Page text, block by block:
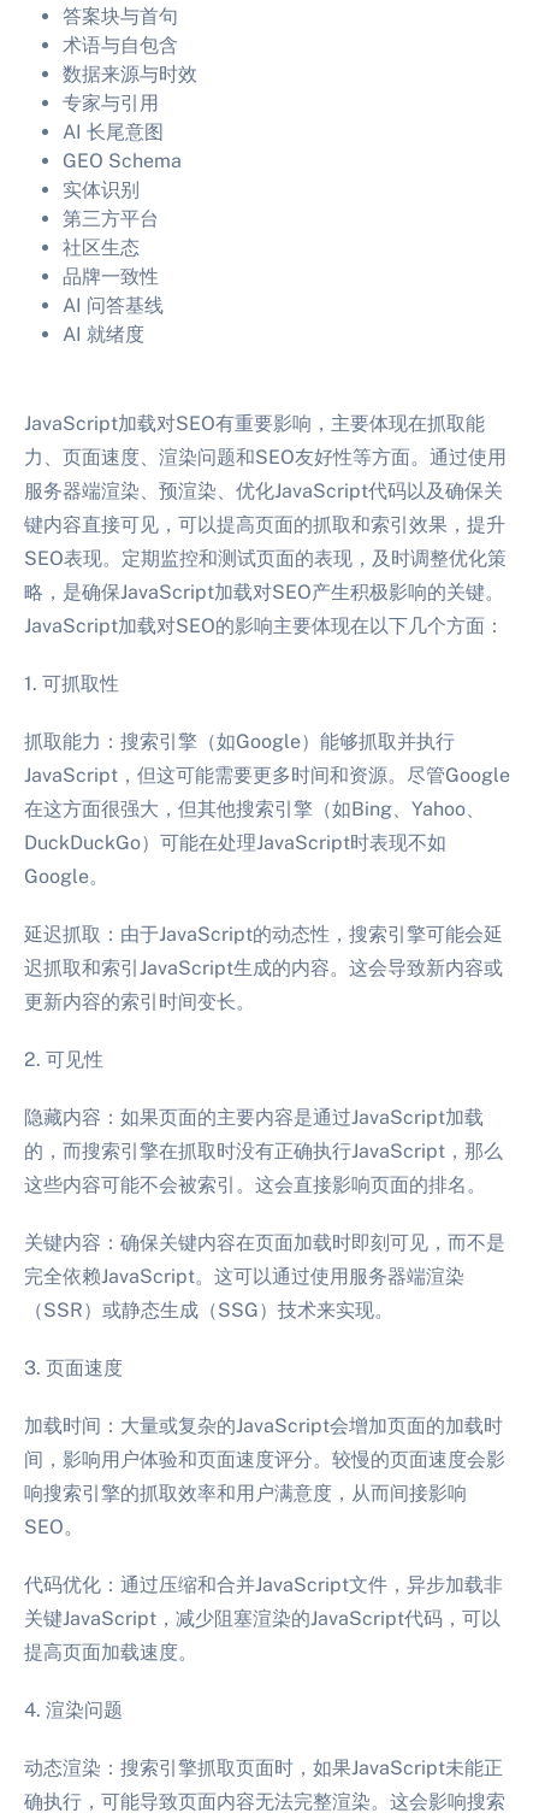
答案块与首句
术语与自包含
数据来源与时效
专家与引用
AI 长尾意图
GEO Schema
实体识别
第三方平台
社区生态
品牌一致性
AI 问答基线
AI 就绪度
JavaScript加载对SEO有重要影响，主要体现在抓取能
力、页面速度、渲染问题和SEO友好性等方面。通过使用
服务器端渲染、预渲染、优化JavaScript代码以及确保关
键内容直接可见，可以提高页面的抓取和索引效果，提升
SEO表现。定期监控和测试页面的表现，及时调整优化策
略，是确保JavaScript加载对SEO产生积极影响的关键。
JavaScript加载对SEO的影响主要体现在以下几个方面：
1. 可抓取性
抓取能力：搜索引擎（如Google）能够抓取并执行
JavaScript，但这可能需要更多时间和资源。尽管Google
在这方面很强大，但其他搜索引擎（如Bing、Yahoo、
DuckDuckGo）可能在处理JavaScript时表现不如
Google。
延迟抓取：由于JavaScript的动态性，搜索引擎可能会延
迟抓取和索引JavaScript生成的内容。这会导致新内容或
更新内容的索引时间变长。
2. 可见性
隐藏内容：如果页面的主要内容是通过JavaScript加载
的，而搜索引擎在抓取时没有正确执行JavaScript，那么
这些内容可能不会被索引。这会直接影响页面的排名。
关键内容：确保关键内容在页面加载时即刻可见，而不是
完全依赖JavaScript。这可以通过使用服务器端渲染
（SSR）或静态生成（SSG）技术来实现。
3. 页面速度
加载时间：大量或复杂的JavaScript会增加页面的加载时
间，影响用户体验和页面速度评分。较慢的页面速度会影
响搜索引擎的抓取效率和用户满意度，从而间接影响
SEO。
代码优化：通过压缩和合并JavaScript文件，异步加载非
关键JavaScript，减少阻塞渲染的JavaScript代码，可以
提高页面加载速度。
4. 渲染问题
动态渲染：搜索引擎抓取页面时，如果JavaScript未能正
确执行，可能导致页面内容无法完整渲染。这会影响搜索